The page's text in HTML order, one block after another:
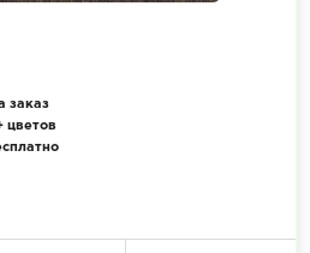
заказ
цветов